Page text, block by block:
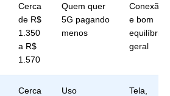
Cerca
de R$
1.350
a R$
1.570
Quem quer
5G pagando
menos
Conexão
e bom
equilíbrio
geral
Cerca
Uso
Tela,